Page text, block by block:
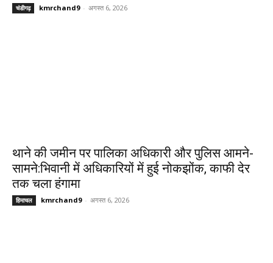
चंडीगढ़ kmrchand9 - अगस्त 6, 2026
थाने की जमीन पर पालिका अधिकारी और पुलिस आमने-
सामने:भिवानी में अधिकारियों में हुई नोकझोंक, काफी देर
तक चला हंगामा
हिमाचल kmrchand9 - अगस्त 6, 2026